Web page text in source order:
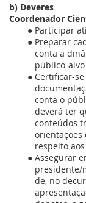
b) Deveres
Coordenador
Participar
Preparar
conta a
público-
Certificar-
conta o
deverá ter
conteúdos
orientações
respeito aos
Assegurar
presidente/
de, no